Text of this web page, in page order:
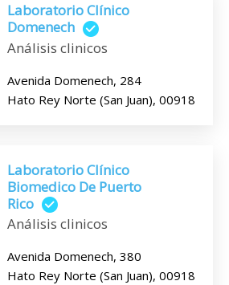
Laboratorio Clínico
Domenech
Análisis clinicos
Avenida Domenech, 284
Hato Rey Norte (San Juan), 00918
Laboratorio Clínico
Biomedico De Puerto
Rico
Análisis clinicos
Avenida Domenech, 380
Hato Rey Norte (San Juan), 00918